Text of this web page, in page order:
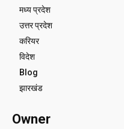
मध्य प्रदेश
उत्तर प्रदेश
करियर
विदेश
Blog
झारखंड
Owner